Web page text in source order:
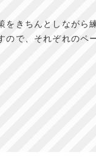
きちんとしながら
ので、それぞれのペ